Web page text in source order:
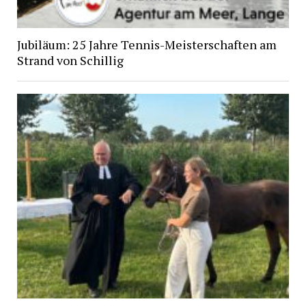
Jubiläum: 25 Jahre Tennis-Meisterschaften am
Strand von Schillig